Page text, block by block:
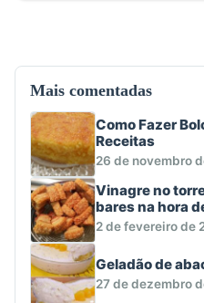
Mais comentadas
Como Fazer
Receitas
26 de novembro
Vinagre no
bares na hora
crocante
2 de fevereiro de
Geladão de
27 de dezembro